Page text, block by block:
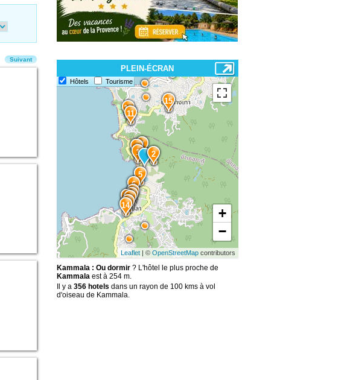
Suivant
PLEIN-ÉCRAN
Hôtels Tourisme
15
14
13
12
11
10987
6
5
4
3
2
1
+
−
Leaflet | ©OpenStreetMap contributors
Kammala : Ou dormir? L'hôtel le plus proche de
Kammalaest à 254 m.
Il y a 356 hotels dans un rayon de 100 kms à vol
d'oiseau de Kammala.